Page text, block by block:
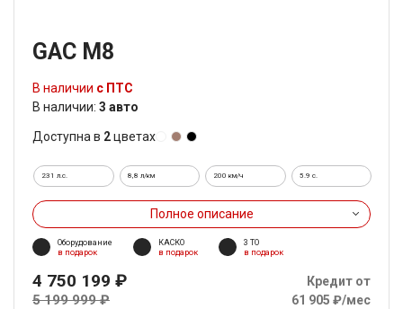
GAC M8
В наличии с ПТС
В наличии: 3 авто
Доступна в 2цветах
231 л.с. 8,8 л/км 200 км/ч 5.9 c.
Полное описание
Оборудование
в подарок
КАСКО
в подарок
3 ТО
в подарок
4 750 199 ₽
5 199 999 ₽
Кредит от
61 905 ₽/мес